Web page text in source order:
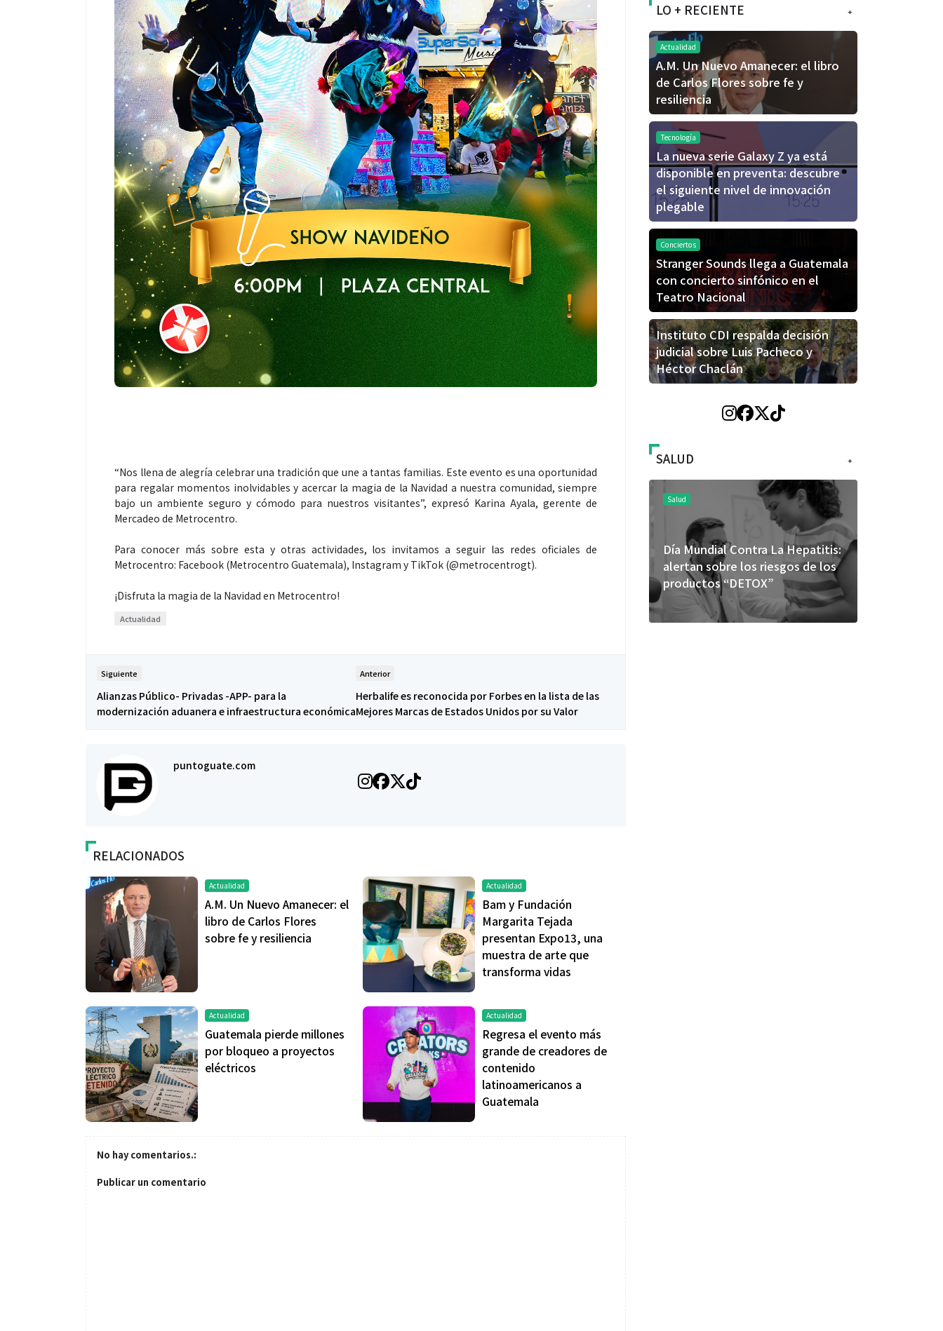
“Nos llena de alegría celebrar una tradición que une a tantas familias. Este evento es una oportunidad
para regalar momentos inolvidables y acercar la magia de la Navidad a nuestra comunidad, siempre
bajo un ambiente seguro y cómodo para nuestros visitantes”, expresó Karina Ayala, gerente de
Mercadeo de Metrocentro.
Para conocer más sobre esta y otras actividades, los invitamos a seguir las redes oficiales de
Metrocentro: Facebook (Metrocentro Guatemala), Instagram y TikTok (@metrocentrogt).
¡Disfruta la magia de la Navidad en Metrocentro!
Actualidad
Siguiente
Alianzas Público- Privadas -APP- para la
modernización aduanera e infraestructura económica
Anterior
Herbalife es reconocida por Forbes en la lista de las
Mejores Marcas de Estados Unidos por su Valor
puntoguate.com
RELACIONADOS
Actualidad
A.M. Un Nuevo Amanecer: el
libro de Carlos Flores
sobre fe y resiliencia
Actualidad
Bam y Fundación
Margarita Tejada
presentan Expo13, una
muestra de arte que
transforma vidas
Actualidad
Guatemala pierde millones
por bloqueo a proyectos
eléctricos
Actualidad
Regresa el evento más
grande de creadores de
contenido
latinoamericanos a
Guatemala
No hay comentarios.:
Publicar un comentario
+
LO + RECIENTE
Actualidad
A.M. Un Nuevo Amanecer: el libro
de Carlos Flores sobre fe y
resiliencia
Tecnología
La nueva serie Galaxy Z ya está
disponible en preventa: descubre
el siguiente nivel de innovación
plegable
Conciertos
Stranger Sounds llega a Guatemala
con concierto sinfónico en el
Teatro Nacional
Instituto CDI respalda decisión
judicial sobre Luis Pacheco y
Héctor Chaclán
+
SALUD
Salud
Día Mundial Contra La Hepatitis:
alertan sobre los riesgos de los
productos “DETOX”
Salud
¿Qué comer antes de un partido
de fútbol? La estrategia que
Salud
El cuidado de la piel va mucho
más allá del rostro: cada zona